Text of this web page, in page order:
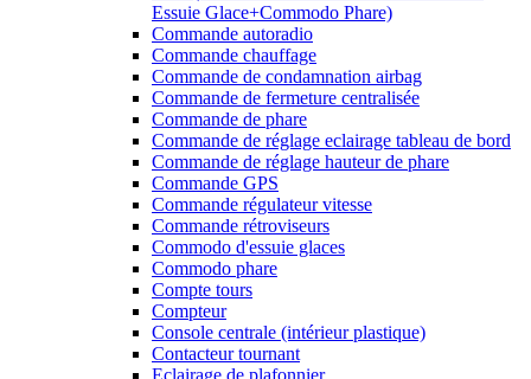
Essuie Glace+Commodo Phare)
Commande autoradio
Commande chauffage
Commande de condamnation airbag
Commande de fermeture centralisée
Commande de phare
Commande de réglage eclairage tableau de bord
Commande de réglage hauteur de phare
Commande GPS
Commande régulateur vitesse
Commande rétroviseurs
Commodo d'essuie glaces
Commodo phare
Compte tours
Compteur
Console centrale (intérieur plastique)
Contacteur tournant
Eclairage de plafonnier